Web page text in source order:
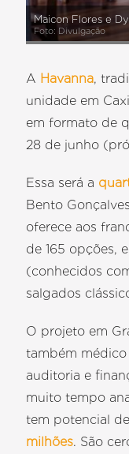
Maicon Flores e
Foto: Divulgação
A Havanna,
unidade em
em formato de
28 de junho
Essa será a
Bento
oferece aos
de 165 opções,
(conhecidos
salgados
O projeto em
também
auditoria e
muito tempo
tem potencial
milhões. São